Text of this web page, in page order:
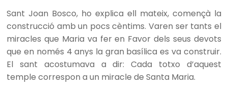
Sant Joan Bosco, ho explica ell mateix, començà la
construcció amb un pocs cèntims. Varen ser tants el
miracles que Maria va fer en Favor dels seus devots
que en només 4 anys la gran basílica es va construir.
El sant acostumava a dir: Cada totxo d’aquest
temple correspon a un miracle de Santa Maria.